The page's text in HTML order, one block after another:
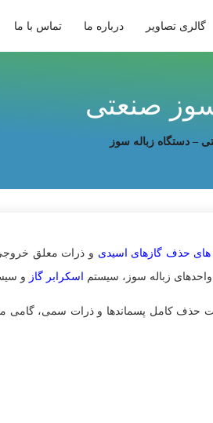
گالری تصاویر درباره ما تماس با ما
صنعتی
– دستگاه زباله سوز
حذف گازهای اسیدی و ذرات معلق
زباله سوز، سیستم اسکرابر گاز و
حذف کامل پسماندها و ذرات سمی، گامی